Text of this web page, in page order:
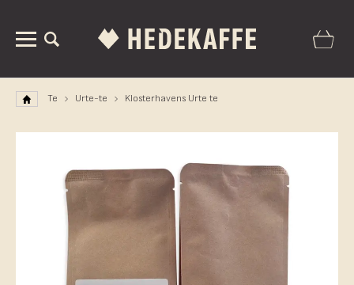
Te Urte-te Klosterhavens Urte te